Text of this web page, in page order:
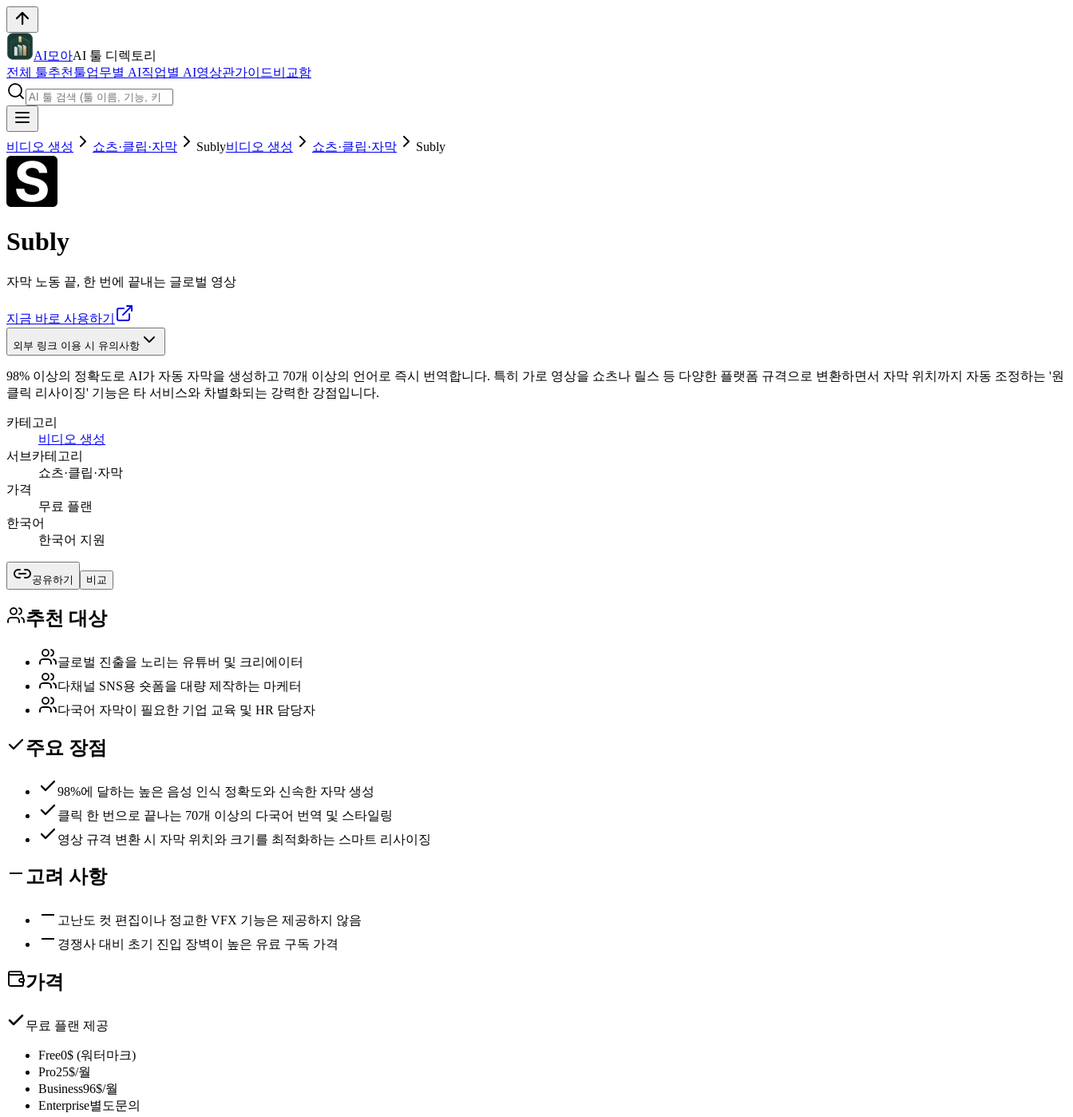
AI모아AI 툴 디렉토리
전체 툴추천툴업무별 AI직업별 AI영상관가이드비교함
비디오 생성 쇼츠·클립·자막 Subly비디오 생성 쇼츠·클립·자막 Subly
Subly
자막 노동 끝, 한 번에 끝내는 글로벌 영상
지금 바로 사용하기
외부 링크 이용 시 유의사항
98% 이상의 정확도로 AI가 자동 자막을 생성하고 70개 이상의 언어로 즉시 번역합니다. 특히 가로 영상을 쇼츠나 릴스 등 다양한 플랫폼 규격으로 변환하면서 자막 위치까지 자동 조정하는 '원
클릭 리사이징' 기능은 타 서비스와 차별화되는 강력한 강점입니다.
카테고리
비디오 생성
서브카테고리
쇼츠·클립·자막
가격
무료 플랜
한국어
한국어 지원
공유하기 비교
추천 대상
글로벌 진출을 노리는 유튜버 및 크리에이터
다채널 SNS용 숏폼을 대량 제작하는 마케터
다국어 자막이 필요한 기업 교육 및 HR 담당자
주요 장점
98%에 달하는 높은 음성 인식 정확도와 신속한 자막 생성
클릭 한 번으로 끝나는 70개 이상의 다국어 번역 및 스타일링
영상 규격 변환 시 자막 위치와 크기를 최적화하는 스마트 리사이징
고려 사항
고난도 컷 편집이나 정교한 VFX 기능은 제공하지 않음
경쟁사 대비 초기 진입 장벽이 높은 유료 구독 가격
가격
무료 플랜 제공
Free0$ (워터마크)
Pro25$/월
Business96$/월
Enterprise별도문의